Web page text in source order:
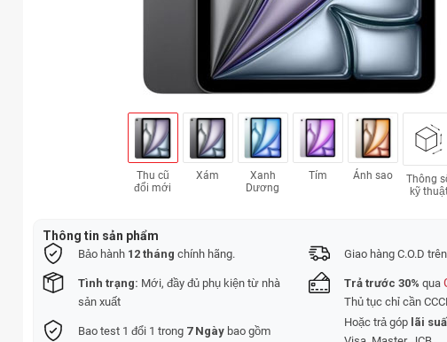
Thu cũ
đổi mới
Xám
Xanh
Dương
Tím Ánh sao
Thông
kỹ
Thông tin sản phẩm
Bảo hành12 tháng chính hãng. Giao hàng C.O.D
Tình trạng: Mới, đầy đủ phụ kiện từ nhà
sản xuất
Trả trước 30% qua
Thủ tục chỉ cần
Bao test 1 đổi 1 trong 7 Ngàybao gồm
Hoặc trả góp lãi